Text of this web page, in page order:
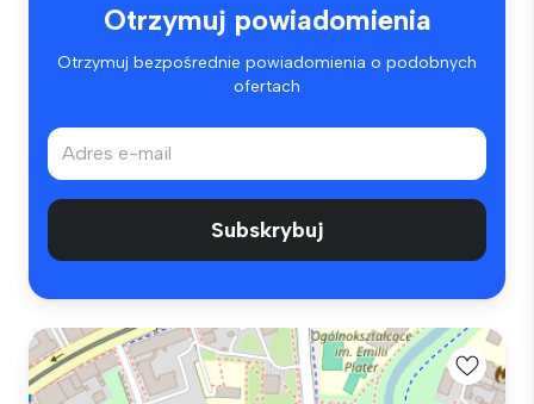
Otrzymuj powiadomienia
Otrzymuj bezpośrednie powiadomienia o podobnych
ofertach
Subskrybuj